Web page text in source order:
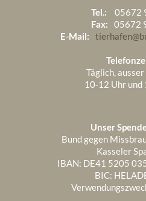
Tel.:
05672
Fax:
05672
E-Mail:
Täglich,
10-12 Uhr und
Unser
Bund gegen
Kasseler
IBAN: DE41 5205
BIC: